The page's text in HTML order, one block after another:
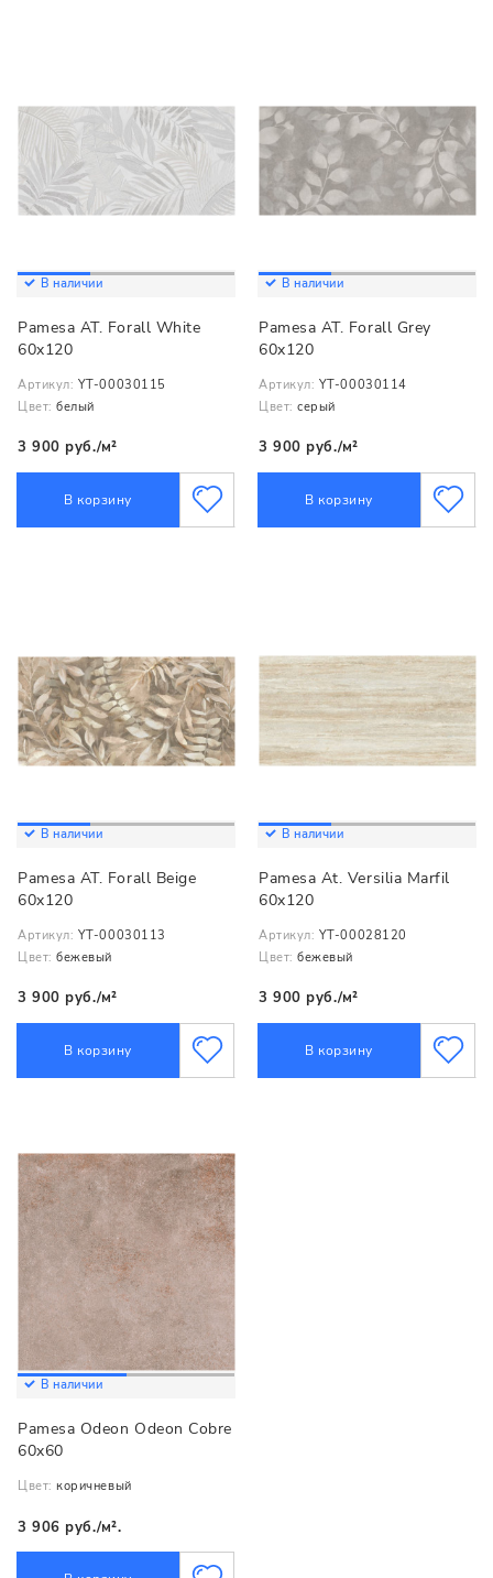
В наличии
Pamesa AT. Forall White
60x120
Артикул: YT-00030115
Цвет: белый
3 900 руб./м²
В корзину
В наличии
Pamesa AT. Forall Grey
60x120
Артикул: YT-00030114
Цвет: серый
3 900 руб./м²
В корзину
В наличии
Pamesa AT. Forall Beige
60x120
Артикул: YT-00030113
Цвет: бежевый
3 900 руб./м²
В корзину
В наличии
Pamesa At. Versilia Marfil
60x120
Артикул: YT-00028120
Цвет: бежевый
3 900 руб./м²
В корзину
В наличии
Pamesa Odeon Odeon Cobre
60x60
Цвет: коричневый
3 906 руб./м².